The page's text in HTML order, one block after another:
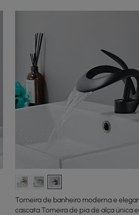
Torneira de banheiro moderna e
cascata Torneira de pia de alça única